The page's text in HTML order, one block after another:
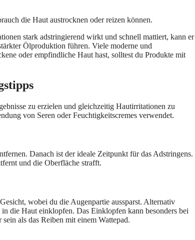
die Haut austrocknen oder reizen können.
stark adstringierend wirkt und schnell mattiert, kann er
Ölproduktion führen. Viele moderne und
oder empfindliche Haut hast, solltest du Produkte mit
zu erzielen und gleichzeitig Hautirritationen zu
von Seren oder Feuchtigkeitscremes verwendet.
Danach ist der ideale Zeitpunkt für das Adstringens.
und die Oberfläche strafft.
wobei du die Augenpartie aussparst. Alternativ
die Haut einklopfen. Das Einklopfen kann besonders bei
als das Reiben mit einem Wattepad.